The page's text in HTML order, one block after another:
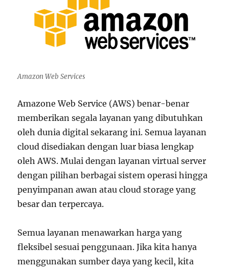
Amazon Web Services
Amazone Web Service (AWS) benar-benar
memberikan segala layanan yang dibutuhkan
oleh dunia digital sekarang ini. Semua layanan
cloud disediakan dengan luar biasa lengkap
oleh AWS. Mulai dengan layanan virtual server
dengan pilihan berbagai sistem operasi hingga
penyimpanan awan atau cloud storage yang
besar dan terpercaya.
Semua layanan menawarkan harga yang
fleksibel sesuai penggunaan. Jika kita hanya
menggunakan sumber daya yang kecil, kita